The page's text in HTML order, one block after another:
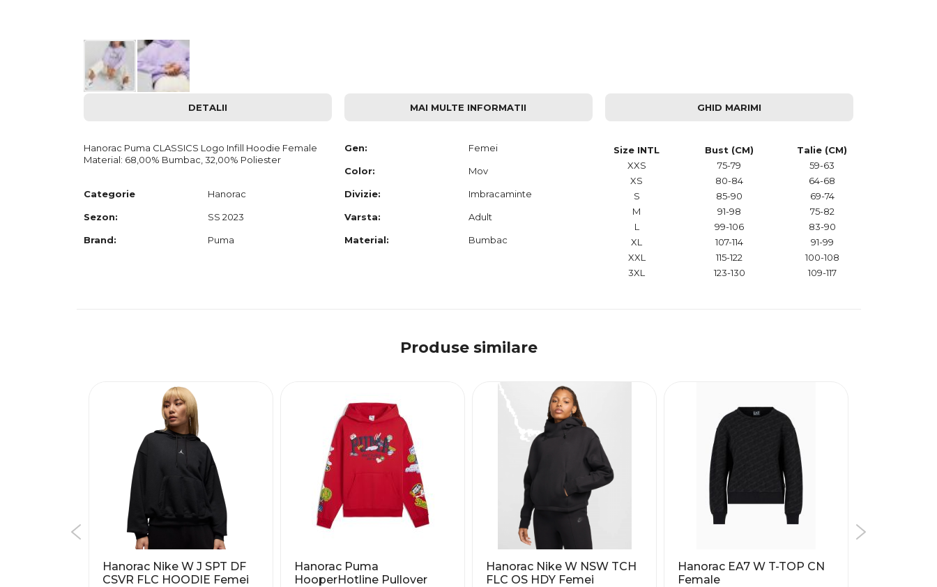
of
the
DETALII
Hanorac Puma CLASSICS Logo Infill Hoodie Female
Material: 68,00% Bumbac, 32,00% Poliester
Categorie Hanorac
Sezon: SS 2023
Brand: Puma
MAI MULTE INFORMATII
Gen: Femei
Color: Mov
Divizie: Imbracaminte
Varsta: Adult
Material: Bumbac
GHID MARIMI
Size INTL Bust (CM)
Talie (CM)
XXS
75-79
59-63
XS
80-84
64-68
S
85-90
69-74
M
91-98
75-82
L
99-106
83-90
XL
107-114
91-99
XXL
115-122
100-108
3XL
123-130 109-117
Produse similare
Hanorac Nike W J SPT DF
CSVR FLC HOODIE Femei
Hanorac Puma
HooperHotline Pullover
Hanorac Nike W NSW TCH
FLC OS HDY Femei
Hanorac EA7 W T-TOP CN
Female